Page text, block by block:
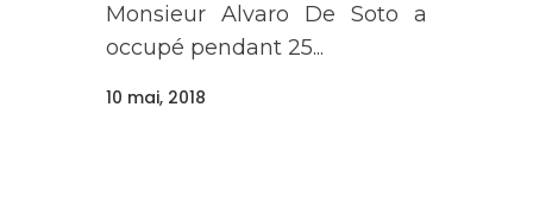
Monsieur Alvaro De Soto a
occupé pendant 25...
10 mai, 2018